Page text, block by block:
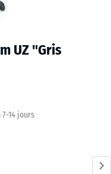
UZ "Gris
7-14 jours